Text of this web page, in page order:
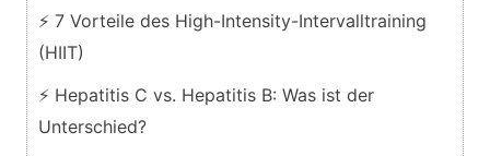
⚡ 7 Vorteile des High-Intensity-Intervalltraining
(HIIT)
⚡ Hepatitis C vs. Hepatitis B: Was ist der
Unterschied?